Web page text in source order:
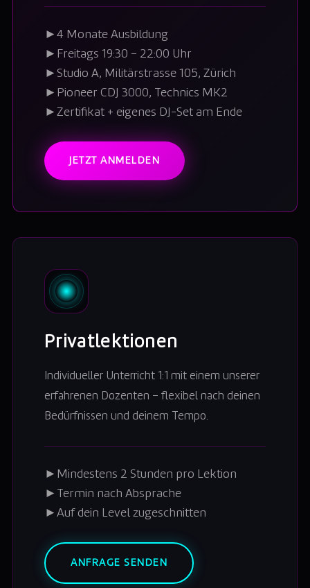
► 4 Monate Ausbildung
► Freitags 19:30 – 22:00 Uhr
► Studio A, Militärstrasse 105, Zürich
► Pioneer CDJ 3000, Technics MK2
► Zertifikat + eigenes DJ-Set am Ende
JETZT ANMELDEN
Privatlektionen
Individueller Unterricht 1:1 mit einem unserer
erfahrenen Dozenten – flexibel nach deinen
Bedürfnissen und deinem Tempo.
► Mindestens 2 Stunden pro Lektion
►
Termin nach Absprache
► Auf dein Level zugeschnitten
ANFRAGE SENDEN